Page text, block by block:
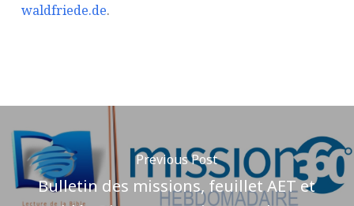
waldfriede.de.
Previous Post
Bulletin des missions, feuillet AET et